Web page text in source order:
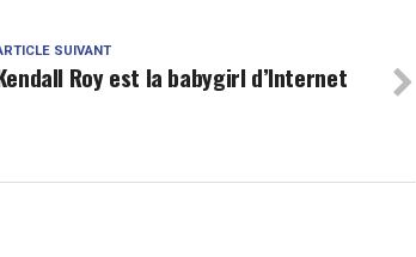
SUIVANT
Roy est la babygirl d’Internet